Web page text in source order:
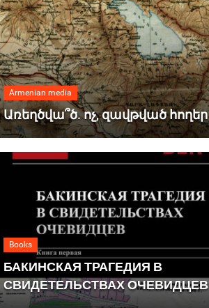
Armenian media
Առեղծվա՞ծ. ոչ, զավթված հողեր
Books
БАКИНСКАЯ ТРАГЕДИЯ В
СВИДЕТЕЛЬСТВАХ ОЧЕВИДЦЕВ